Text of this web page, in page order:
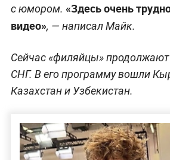
с юмором. «Здесь очень
видео», — написал Майк.
Сейчас «филяйцы» продолжают
СНГ. В его программу вошли
Казахстан и Узбекистан.